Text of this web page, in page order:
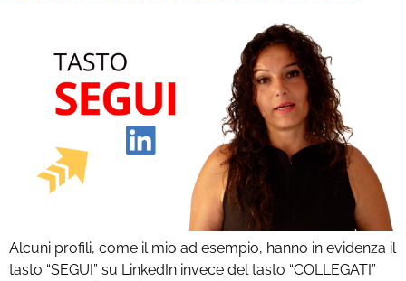
Alcuni profili, come il mio ad esempio, hanno in evidenza il
tasto “SEGUI” su LinkedIn invece del tasto “COLLEGATI”